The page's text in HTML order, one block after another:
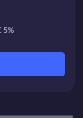
профиля
ключевым
5%